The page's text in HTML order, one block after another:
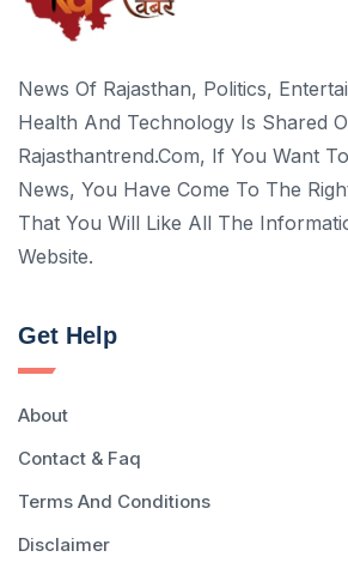
News Of Rajasthan, Politics,
Health And Technology Is Shared
Rajasthantrend.com, If You Want
News, You Have Come To The
That You Will Like All The
Website.
Get Help
About
Contact & Faq
Terms And Conditions
Disclaimer